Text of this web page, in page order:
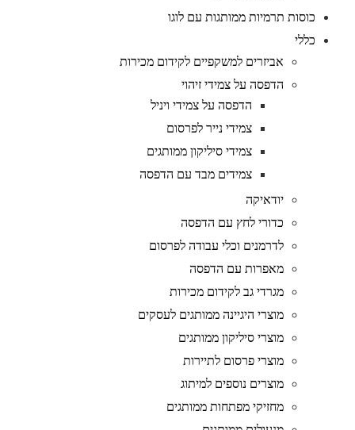
כוסות תרמיות ממותגות עם לוגו
כללי
אביזרים למשקפיים לקידום מכירות
הדפסה על צמידי זיהוי
הדפסה על צמידי ויניל
צמידי נייר לפרסום
צמידי סיליקון ממותגים
צמידים מבד עם הדפסה
יודאיקה
כדורי לחץ עם הדפסה
לדרמנים וכלי עבודה לפרסום
מאפרות עם הדפסה
מגרדי גב לקידום מכירות
מוצרי היגיינה ממותגים לעסקים
מוצרי סיליקון ממותגים
מוצרי פרסום לתיירות
מוצרים נוספים למיתוג
מחזיקי מפתחות ממותגים